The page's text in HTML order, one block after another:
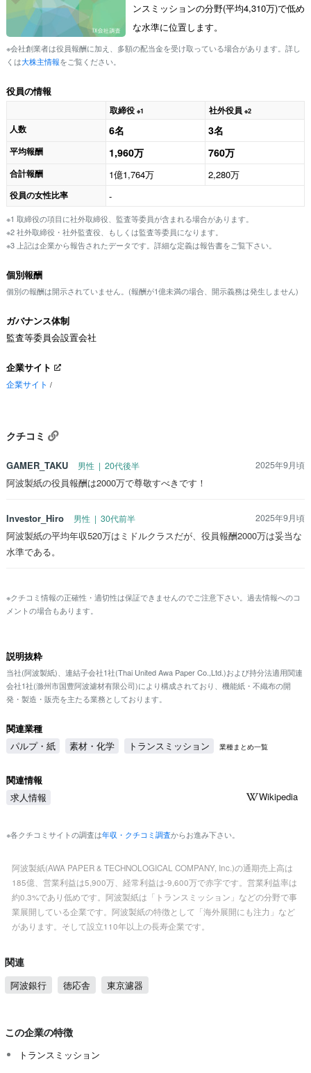
ンスミッションの分野(平均4,310万)で低め
な水準に位置します。
※会社創業者は役員報酬に加え、多額の配当金を受け取っている場合があります。詳し
くは大株主情報をご覧ください。
役員の情報
取締役 ※1 社外役員 ※2
人数 6名 3名
平均報酬 1,960万 760万
合計報酬 1億1,764万 2,280万
役員の女性比率 -
※1 取締役の項目に社外取締役、監査等委員が含まれる場合があります。
※2 社外取締役・社外監査役、もしくは監査等委員になります。
※3 上記は企業から報告されたデータです。詳細な定義は報告書をご覧下さい。
個別報酬
個別の報酬は開示されていません。(報酬が1億未満の場合、開示義務は発生しません)
ガバナンス体制
監査等委員会設置会社
企業サイト
企業サイト /
クチコミ
GAMER_TAKU 男性 | 20代後半 2025年9月頃
阿波製紙の役員報酬は2000万で尊敬すべきです！
Investor_Hiro 男性 | 30代前半 2025年9月頃
阿波製紙の平均年収520万はミドルクラスだが、役員報酬2000万は妥当な
水準である。
※クチコミ情報の正確性・適切性は保証できませんのでご注意下さい。過去情報へのコ
メントの場合もあります。
説明抜粋
当社(阿波製紙)、連結子会社1社(Thai United Awa Paper Co.,Ltd.)および持分法適用関連
会社1社(滁州市国豊阿波濾材有限公司)により構成されており、機能紙・不織布の開
発・製造・販売を主たる業務としております。
関連業種
パルプ・紙
素材・化学 トランスミッション 業種まとめ一覧
関連情報
求人情報
Wikipedia
※各クチコミサイトの調査は年収・クチコミ調査からお進み下さい。
阿波製紙(AWA PAPER & TECHNOLOGICAL COMPANY, Inc.)の通期売上高は
185億、営業利益は5,900万、経常利益は-9,600万で赤字です。営業利益率は
約0.3%であり低めです。阿波製紙は「トランスミッション」などの分野で事
業展開している企業です。阿波製紙の特徴として「海外展開にも注力」など
があります。そして設立110年以上の長寿企業です。
関連
阿波銀行 徳応舎 東京濾器
この企業の特徴
トランスミッション